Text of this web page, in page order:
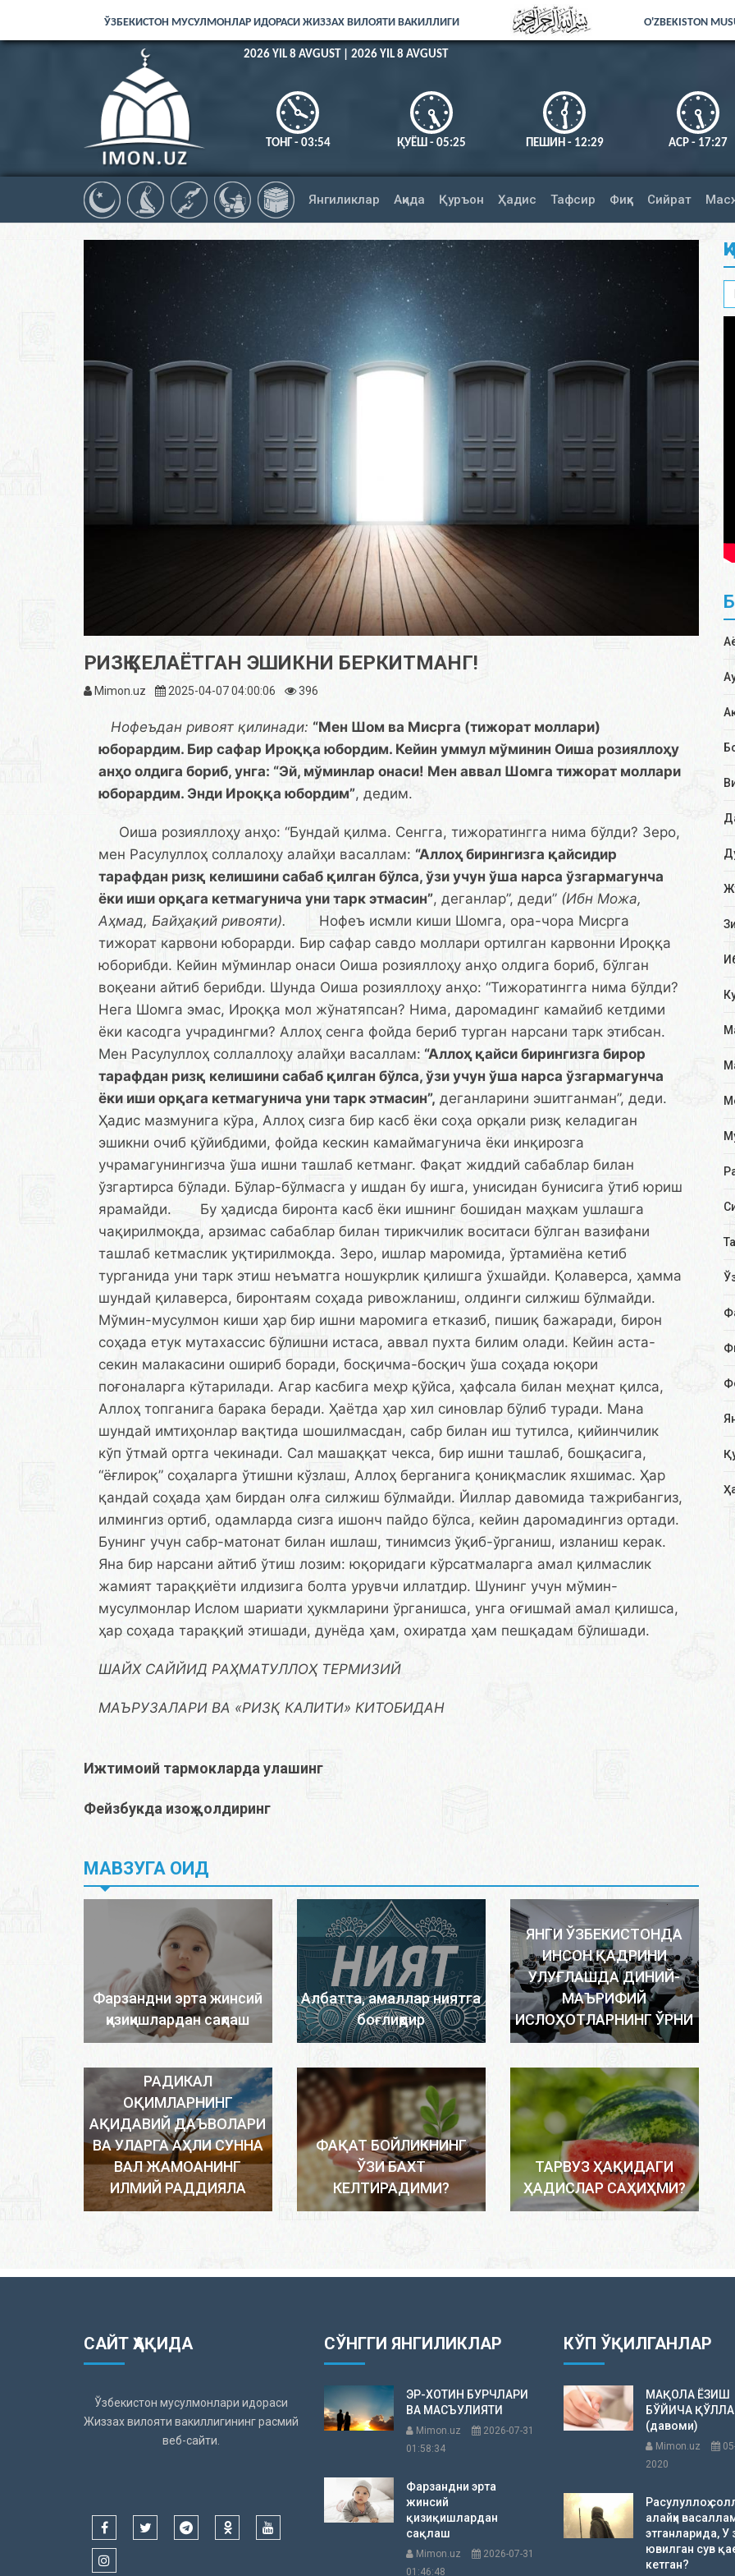
ЎЗБЕКИСТОН МУСУЛМОНЛАР ИДОРАСИ ЖИЗЗАХ ВИЛОЯТИ ВАКИЛЛИГИ O'ZBEKISTON
2026 YIL 8 AVGUST | 2026 YIL 8 AVGUST
ТОНГ - 03:54 ҚУЁШ - 05:25 ПЕШИН - 12:29
АСР - 17:27
Янгиликлар Ақида Қуръон Ҳадис Тафсир Фиқҳ Сийрат
РИЗҚ КЕЛАЁТГАН ЭШИКНИ БЕРКИТМАНГ!
Mimon.uz 2025-04-07 04:00:06 396
Нофеъдан ривоят қилинади: “Мен Шом ва Мисрга (тижорат моллари)
юборардим. Бир сафар Ироққа юбордим. Кейин уммул мўминин Оиша розияллоҳу
анҳо олдига бориб, унга: “Эй, мўминлар онаси! Мен аввал Шомга тижорат моллари
юборардим. Энди Ироққа юбордим”, дедим.
Оиша розияллоҳу анҳо: “Бундай қилма. Сенгга, тижоратингга нима бўлди? Зеро,
мен Расулуллоҳ соллалоҳу алайҳи васаллам: “Аллоҳ бирингизга қайсидир
тарафдан ризқ келишини сабаб қилган бўлса, ўзи учун ўша нарса ўзгармагунча
ёки иши орқага кетмагунича уни тарк этмасин”, деганлар”, деди” (Ибн Можа,
Аҳмад, Байҳақий ривояти).
Нофеъ исмли киши Шомга, ора-чора Мисрга
тижорат карвони юборарди. Бир сафар савдо моллари ортилган карвонни Ироққа
юборибди. Кейин мўминлар онаси Оиша розияллоҳу анҳо олдига бориб, бўлган
воқеани айтиб берибди. Шунда Оиша розияллоҳу анҳо: “Тижоратингга нима бўлди?
Нега Шомга эмас, Ироққа мол жўнатяпсан? Нима, даромадинг камайиб кетдими
ёки касодга учрадингми? Аллоҳ сенга фойда бериб турган нарсани тарк этибсан.
Мен Расулуллоҳ соллаллоҳу алайҳи васаллам: “Аллоҳ қайси бирингизга бирор
тарафдан ризқ келишини сабаб қилган бўлса, ўзи учун ўша нарса ўзгармагунча
ёки иши орқага кетмагунича уни тарк этмасин”, деганларини эшитганман”, деди.
Ҳадис мазмунига кўра, Аллоҳ сизга бир касб ёки соҳа орқали ризқ келадиган
эшикни очиб қўйибдими, фойда кескин камаймагунича ёки инқирозга
учрамагунингизча ўша ишни ташлаб кетманг. Фақат жиддий сабаблар билан
ўзгартирса бўлади. Бўлар-бўлмасга у ишдан бу ишга, унисидан бунисига ўтиб юриш
ярамайди. Бу ҳадисда биронта касб ёки ишнинг бошидан маҳкам ушлашга
чақирилмоқда, арзимас сабаблар билан тирикчилик воситаси бўлган вазифани
ташлаб кетмаслик уқтирилмоқда. Зеро, ишлар маромида, ўртамиёна кетиб
турганида уни тарк этиш неъматга ношукрлик қилишга ўхшайди. Қолаверса, ҳамма
шундай қилаверса, биронтаям соҳада ривожланиш, олдинги силжиш бўлмайди.
Мўмин-мусулмон киши ҳар бир ишни маромига етказиб, пишиқ бажаради, бирон
соҳада етук мутахассис бўлишни истаса, аввал пухта билим олади. Кейин аста-
секин малакасини ошириб боради, босқичма-босқич ўша соҳада юқори
поғоналарга кўтарилади. Агар касбига меҳр қўйса, ҳафсала билан меҳнат қилса,
Аллоҳ топганига барака беради. Ҳаётда ҳар хил синовлар бўлиб туради. Мана
шундай имтиҳонлар вақтида шошилмасдан, сабр билан иш тутилса, қийинчилик
кўп ўтмай ортга чекинади. Сал машаққат чекса, бир ишни ташлаб, бошқасига,
“ёғлироқ” соҳаларга ўтишни кўзлаш, Аллоҳ берганига қониқмаслик яхшимас. Ҳар
қандай соҳада ҳам бирдан олға силжиш бўлмайди. Йиллар давомида тажрибангиз,
илмингиз ортиб, одамларда сизга ишонч пайдо бўлса, кейин даромадингиз ортади.
Бунинг учун сабр-матонат билан ишлаш, тинимсиз ўқиб-ўрганиш, изланиш керак.
Яна бир нарсани айтиб ўтиш лозим: юқоридаги кўрсатмаларга амал қилмаслик
жамият тараққиёти илдизига болта урувчи иллатдир. Шунинг учун мўмин-
мусулмонлар Ислом шариати ҳукмларини ўрганишса, унга оғишмай амал қилишса,
ҳар соҳада тараққий этишади, дунёда ҳам, охиратда ҳам пешқадам бўлишади.
ШАЙХ САЙЙИД РАҲМАТУЛЛОҲ ТEРМИЗИЙ
МАЪРУЗАЛАРИ ВА «РИЗҚ КАЛИТИ» КИТОБИДАН
Ижтимоий тармокларда улашинг
Фейзбукда изоҳ қолдиринг
МАВЗУГА ОИД
Фарзандни эрта жинсий
қизиқишлардан сақлаш
Албатта, амаллар ниятга
боғлиқдир
ЯНГИ ЎЗБЕКИСТОНДА
ИНСОН ҚАДРИНИ
УЛУҒЛАШДА ДИНИЙ-
МАЪРИФИЙ
ИСЛОҲОТЛАРНИНГ ЎРНИ
РАДИКАЛ
ОҚИМЛАРНИНГ
АҚИДАВИЙ ДАЪВОЛАРИ
ВА УЛАРГА АҲЛИ СУННА
ВАЛ ЖАМОАНИНГ
ИЛМИЙ РАДДИЯЛА
ФАҚАТ БОЙЛИКНИНГ
ЎЗИ БАХТ
КЕЛТИРАДИМИ?
ТАРВУЗ ҲАҚИДАГИ
ҲАДИСЛАР САҲИҲМИ?
САЙТ ҲАҚИДА
Ўзбекистон мусулмонлари идораси
Жиззах вилояти вакиллигининг расмий
веб-сайти.
СЎНГГИ ЯНГИЛИКЛАР
ЭР-ХОТИН БУРЧЛАРИ
ВА МАСЪУЛИЯТИ
Mimon.uz
2026-07-31
01:58:34
Фарзандни эрта
жинсий
қизиқишлардан
сақлаш
Mimon.uz
2026-07-31
01:46:48
КЎП ЎҚИЛГАНЛАР
МАҚОЛА ЁЗИШ
БЎЙИЧА
(давоми)
Mimon.uz
2020
Расулуллоҳ
алайҳи
этганларида, У
ювилган сув
кетган?